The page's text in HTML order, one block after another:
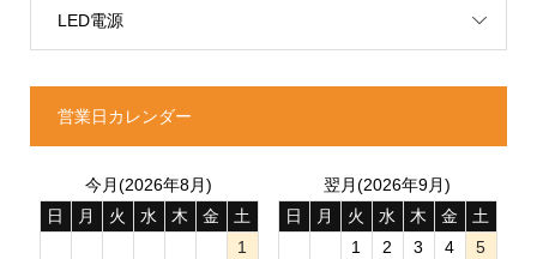
LED電源
営業日カレンダー
今月(2026年8月)
日
月 火 水 木 金
土
1
翌月(2026年9月)
日
月 火 水 木 金
土
1
2 3 4
5